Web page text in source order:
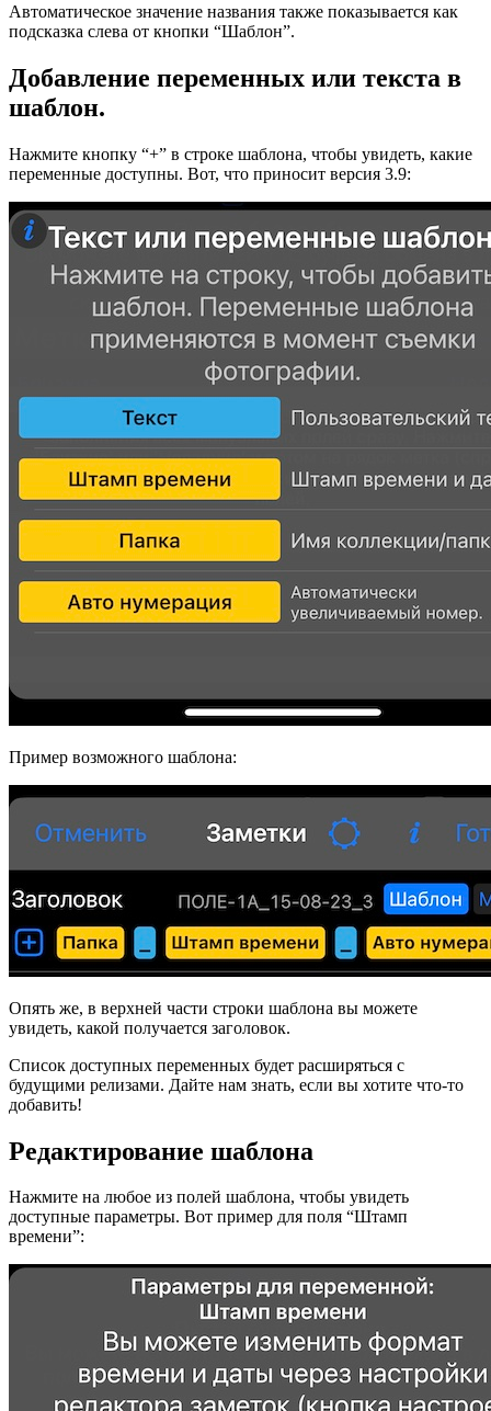
Автоматическое значение названия также показывается как
подсказка слева от кнопки “Шаблон”.
Добавление переменных или текста в
шаблон.
Нажмите кнопку “+” в строке шаблона, чтобы увидеть, какие
переменные доступны. Вот, что приносит версия 3.9:
Пример возможного шаблона:
Опять же, в верхней части строки шаблона вы можете
увидеть, какой получается заголовок.
Список доступных переменных будет расширяться с
будущими релизами. Дайте нам знать, если вы хотите что-то
добавить!
Редактирование шаблона
Нажмите на любое из полей шаблона, чтобы увидеть
доступные параметры. Вот пример для поля “Штамп
времени”: